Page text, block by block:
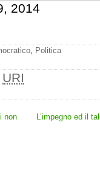
2014
Politica
URI
non
L’impegno ed il